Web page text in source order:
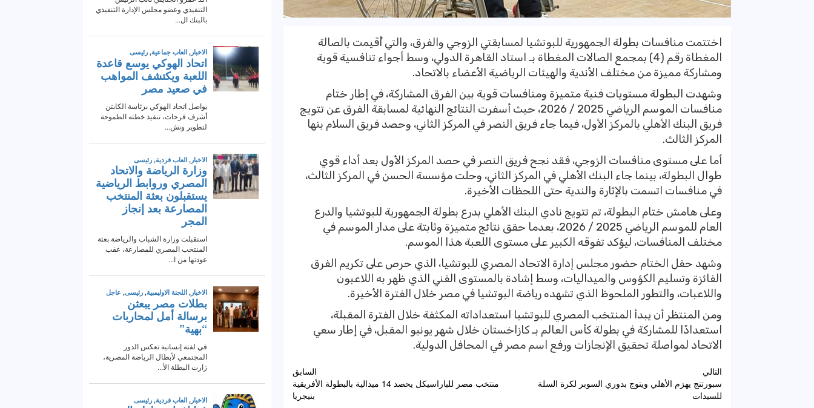
اختتمت منافسات بطولة الجمهورية للبوتشيا لمسابقتي الزوجي والفرق، والتي أُقيمت بالصالة
المغطاة رقم (4) بمجمع الصالات المغطاة بـ استاد القاهرة الدولي، وسط أجواء تنافسية قوية
ومشاركة مميزة من مختلف الأندية والهيئات الرياضية الأعضاء بالاتحاد.
وشهدت البطولة مستويات فنية متميزة ومنافسات قوية بين الفرق المشاركة، في إطار ختام
منافسات الموسم الرياضي 2025 / 2026، حيث أسفرت النتائج النهائية لمسابقة الفرق عن تتويج
فريق البنك الأهلي بالمركز الأول، فيما جاء فريق النصر في المركز الثاني، وحصد فريق السلام بنها
المركز الثالث.
أما على مستوى منافسات الزوجي، فقد نجح فريق النصر في حصد المركز الأول بعد أداء قوي
طوال البطولة، بينما جاء البنك الأهلي في المركز الثاني، وحلت مؤسسة الحسن في المركز الثالث،
في منافسات اتسمت بالإثارة والندية حتى اللحظات الأخيرة.
وعلى هامش ختام البطولة، تم تتويج نادي البنك الأهلي بدرع بطولة الجمهورية للبوتشيا والدرع
العام للموسم الرياضي 2025 / 2026، بعدما حقق نتائج متميزة وثابتة على مدار الموسم في
مختلف المنافسات، ليؤكد تفوقه الكبير على مستوى اللعبة هذا الموسم.
وشهد حفل الختام حضور مجلس إدارة الاتحاد المصري للبوتشيا، الذي حرص على تكريم الفرق
الفائزة وتسليم الكؤوس والميداليات، وسط إشادة بالمستوى الفني الذي ظهر به اللاعبون
واللاعبات، والتطور الملحوظ الذي تشهده رياضة البوتشيا في مصر خلال الفترة الأخيرة.
ومن المنتظر أن يبدأ المنتخب المصري للبوتشيا استعداداته المكثفة خلال الفترة المقبلة،
استعدادًا للمشاركة في بطولة كأس العالم بـ كازاخستان خلال شهر يونيو المقبل، في إطار سعي
الاتحاد لمواصلة تحقيق الإنجازات ورفع اسم مصر في المحافل الدولية.
تصفّح
المقالات
السابق
منتخب مصر للباراسيكل يحصد 14 ميدالية بالبطولة الأفريقية
بنيجريا
التالي
سبورتنج يهزم الأهلي ويتوج بدوري السوبر لكرة السلة
للسيدات